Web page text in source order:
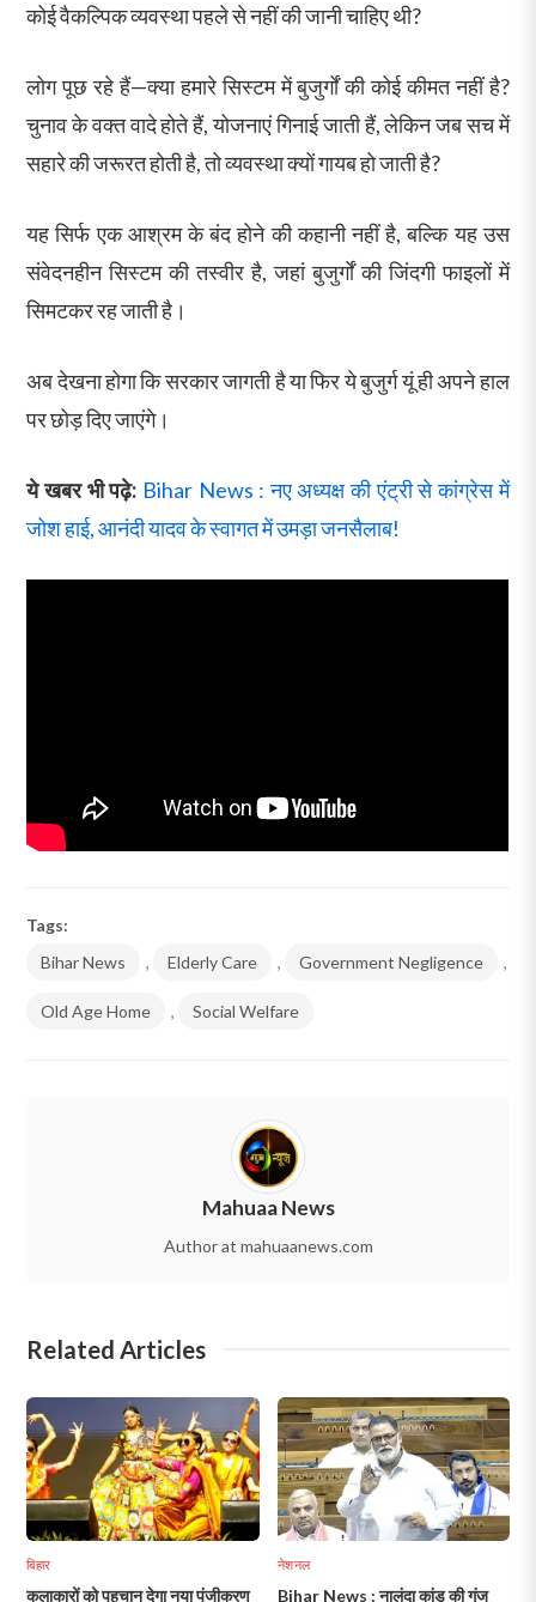
कोई वैकल्पिक व्यवस्था पहले से नहीं की जानी चाहिए थी?
लोग पूछ रहे हैं—क्या हमारे सिस्टम में बुजुर्गों की कोई कीमत नहीं है?
चुनाव के वक्त वादे होते हैं, योजनाएं गिनाई जाती हैं, लेकिन जब सच में
सहारे की जरूरत होती है, तो व्यवस्था क्यों गायब हो जाती है?
यह सिर्फ एक आश्रम के बंद होने की कहानी नहीं है, बल्कि यह उस
संवेदनहीन सिस्टम की तस्वीर है, जहां बुजुर्गों की जिंदगी फाइलों में
सिमटकर रह जाती है।
अब देखना होगा कि सरकार जागती है या फिर ये बुजुर्ग यूं ही अपने हाल
पर छोड़ दिए जाएंगे।
ये खबर भी पढ़े: Bihar News : नए अध्यक्ष की एंट्री से कांग्रेस में
जोश हाई, आनंदी यादव के स्वागत में उमड़ा जनसैलाब!
Tags:
Bihar News
, Elderly Care , Government Negligence ,
Old Age Home , Social Welfare
Mahuaa News
Author at mahuaanews.com
Related Articles
बिहार
कलाकारों को पहचान देगा नया पंजीकरण
नेशनल
Bihar News : नालंदा कांड की गूंज